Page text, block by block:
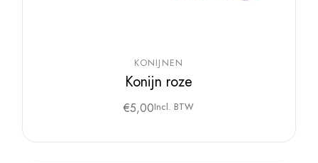
KONIJNEN
Konijn roze
€5,00Incl. BTW